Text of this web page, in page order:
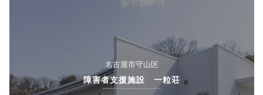
名古屋市守山区
障害者支援施設 一粒荘